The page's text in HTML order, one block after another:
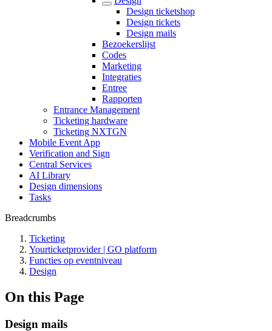
Design ticketshop
Design tickets
Design mails
Bezoekerslijst
Codes
Marketing
Integraties
Entree
Rapporten
Entrance Management
Ticketing hardware
Ticketing NXTGN
Mobile Event App
Verification and Sign
Central Services
AI Library
Design dimensions
Tasks
Breadcrumbs
Ticketing
Yourticketprovider | GO platform
Functies op eventniveau
Design
On this Page
Design mails